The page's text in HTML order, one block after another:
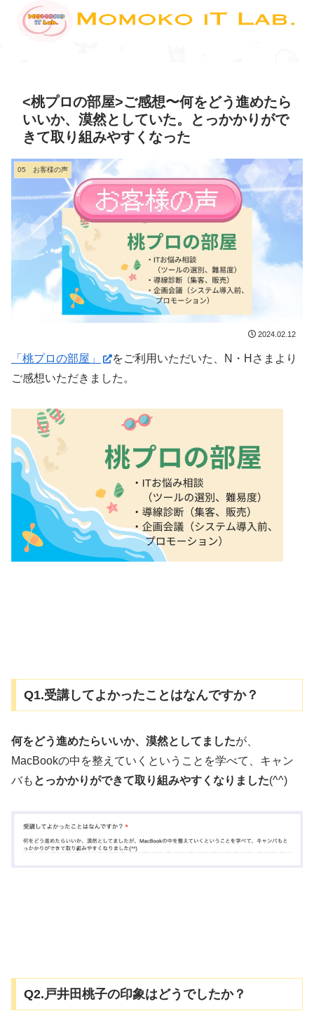
<桃プロの部屋>ご感想〜何をどう進めたら
いいか、漠然としていた。とっかかりがで
きて取り組みやすくなった
05 お客様の声
2024.02.12
「桃プロの部屋」
をご利用いただいた、N・Hさまより
ご感想いただきました。
Q1.受講してよかったことはなんですか？
何をどう進めたらいいか、漠然としてましたが、
MacBookの中を整えていくということを学べて、キャン
バも とっかかりができて取り組みやすくなりました(^^)
Q2.戸井田桃子の印象はどうでしたか？